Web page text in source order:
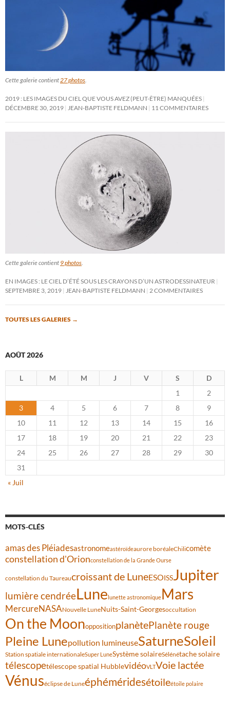
Cette galerie contient 27 photos
2019 : LES IMAGES DU CIEL QUE VOUS AVEZ (PEUT-ÊTRE) MANQUÉES
DÉCEMBRE 30, 2019
JEAN-BAPTISTE FELDMANN 11 COMMENTAIRES
Cette galerie contient 9 photos
EN IMAGES : LE CIEL D’ÉTÉ SOUS LES CRAYONS D’UN ASTRODESSINATEUR
SEPTEMBRE 3, 2019
JEAN-BAPTISTE FELDMANN 2 COMMENTAIRES
TOUTES LES GALERIES →
AOÛT 2026
L M M J V S
D
1
2
3
4 5 6 7 8
9
10
11 12 13 14 15
16
17
18 19 20 21 22
23
24
25 26 27 28 29
30
31
« Juil
MOTS-CLÉS
amas des Pléiadesastronomeastéroïdeaurore boréaleChilicomète
constellation d'Orionconstellation de la Grande Ourse
constellation du Taureaucroissant de LuneESOISSJupiter
lumière cendréeLunelunette astronomiqueMars
MercureNASANouvelle LuneNuits-Saint-Georgesoccultation
On the MoonoppositionplanètePlanète rouge
Pleine Lunepollution lumineuseSaturneSoleil
Station spatiale internationaleSuper LuneSystème solaireSélénétache solaire
télescopetélescope spatial HubblevidéoVLTVoie lactée
Vénuséclipse de Luneéphéméridesétoileétoile polaire